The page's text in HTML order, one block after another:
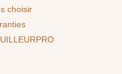
choisir